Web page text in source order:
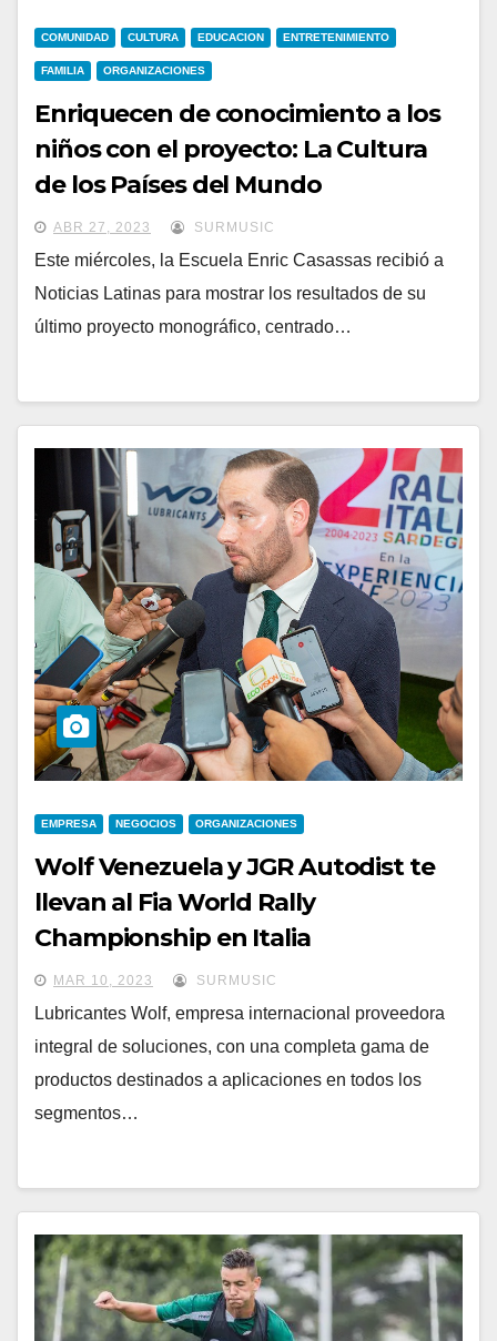
COMUNIDAD CULTURA EDUCACION ENTRETENIMIENTO
FAMILIA ORGANIZACIONES
Enriquecen de conocimiento a los
niños con el proyecto: La Cultura
de los Países del Mundo
ABR 27, 2023 SURMUSIC
Este miércoles, la Escuela Enric Casassas recibió a
Noticias Latinas para mostrar los resultados de su
último proyecto monográfico, centrado…
EMPRESA NEGOCIOS ORGANIZACIONES
Wolf Venezuela y JGR Autodist te
llevan al Fia World Rally
Championship en Italia
MAR 10, 2023 SURMUSIC
Lubricantes Wolf, empresa internacional proveedora
integral de soluciones, con una completa gama de
productos destinados a aplicaciones en todos los
segmentos…